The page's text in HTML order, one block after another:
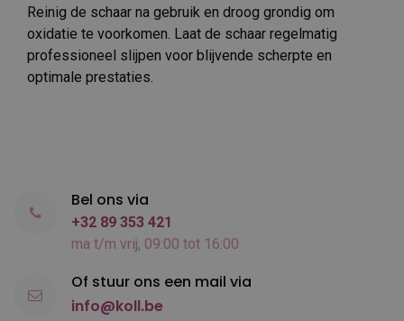
Reinig de schaar na gebruik en droog grondig om
oxidatie te voorkomen. Laat de schaar regelmatig
professioneel slijpen voor blijvende scherpte en
optimale prestaties.
Bel ons via
+32 89 353 421
ma t/m vrij, 09:00 tot 16:00
Of stuur ons een mail via
info@koll.be